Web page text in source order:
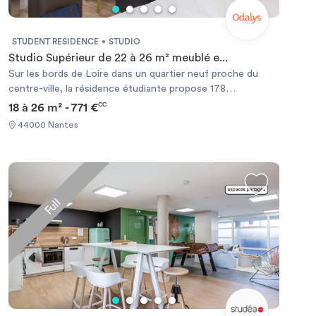
STUDENT RESIDENCE STUDIO
Studio Supérieur de 22 à 26 m² meublé e...
Sur les bords de Loire dans un quartier neuf proche du
centre-ville, la résidence étudiante propose 178
appartements entièrement équipés de 18m² à 27m²
(studios et T1 bis), pourvus de cuisines équipées, de salle
de bains avec douche, et Wifi. Le site propose des
permettant aux étudiants de se retrouver dans une
atmosphère conviviale : Cafétéria, salle de détente, espace
fitness. Laverie, local à vélos.
18 à 26 m² - 771 €CC
44000 Nantes
Full